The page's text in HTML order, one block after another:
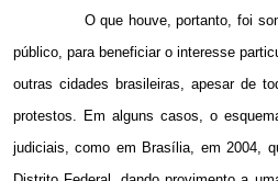
O que houve, portanto, foi
público, para beneficiar o interesse
outras cidades brasileiras, apesar de
protestos. Em alguns casos, o
judiciais, como em Brasília, em 2004,